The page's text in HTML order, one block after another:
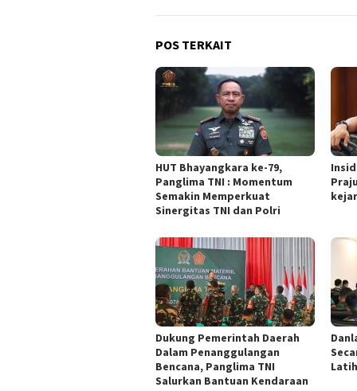
POS TERKAIT
HUT Bhayangkara ke-79,
Panglima TNI : Momentum
Semakin Memperkuat
Sinergitas TNI dan Polri
Dukung Pemerintah Daerah
Dalam Penanggulangan
Bencana, Panglima TNI
Salurkan Bantuan Kendaraan